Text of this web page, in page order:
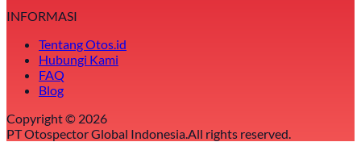
INFORMASI
Tentang Otos.id
Hubungi Kami
FAQ
Blog
Copyright © 2026
PT Otospector Global Indonesia. All rights reserved.